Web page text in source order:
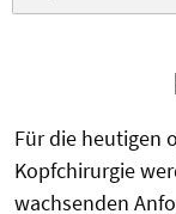
Für die heutigen
Kopfchirurgie
wachsenden